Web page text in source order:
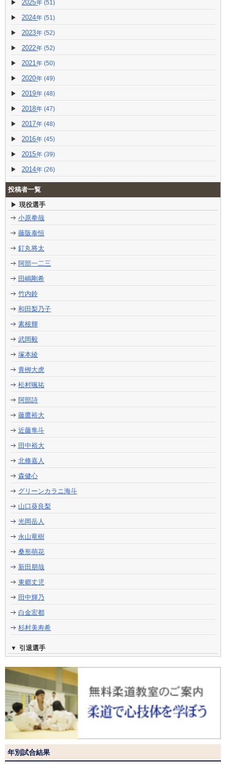
2025 (51)
2024 (51)
2023 (52)
2022 (52)
2021 (50)
2020 (49)
2019 (48)
2018 (47)
2017 (48)
2016 (45)
2015 (39)
2014 (26)
投稿者一覧
現役選手
小原拳哉
藤阪泰恒
釘丸将太
阿部一二三
田嶋剛希
竹内鈴
和田梨乃子
素根輝
武岡毅
塚本綾
青栁大虎
松村颯祐
阿部詩
藤鷹裕大
近藤隼斗
田中裕大
北條嘉人
森健心
グリーンカラニ海斗
山口葵良梨
光岡岳人
永山竜樹
桑形萌花
新田朋哉
東郷丈児
田中輝乃
白金宏都
杉村美寿希
引退選手
年別試合結果